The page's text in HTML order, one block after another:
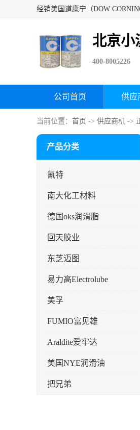
北京小
400-8005226
公司首页 供应
当前位置： 首页 -> 供应商机 ->
产品分类
氰特
南大化工材料
德国oks润滑脂
回天胶业
东芝迈图
易力高Electrolube
美孚
FUMIO富见雄
Araldite爱牢达
美国NYE润滑油
把兄弟